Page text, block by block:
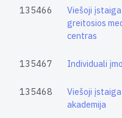
135466
Viešoji
greitosios
centras
135467 Individuali
135468
Viešoji
akademija